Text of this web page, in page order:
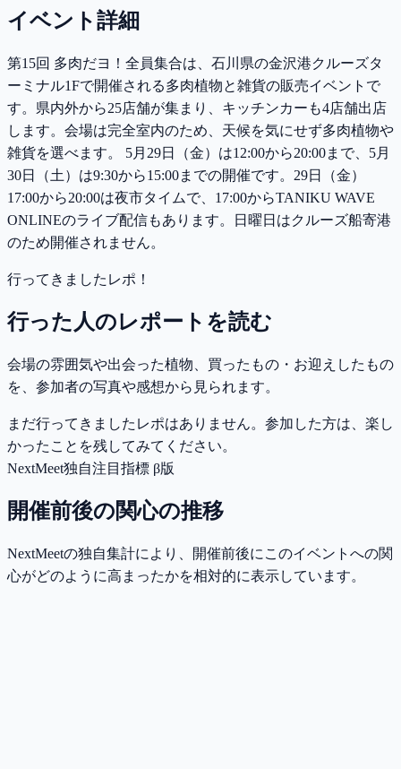
イベント詳細
第15回 多肉だヨ！全員集合は、石川県の金沢港クルーズタ
ーミナル1Fで開催される多肉植物と雑貨の販売イベントで
す。県内外から25店舗が集まり、キッチンカーも4店舗出店
します。会場は完全室内のため、天候を気にせず多肉植物や
雑貨を選べます。 5月29日（金）は12:00から20:00まで、5月
30日（土）は9:30から15:00までの開催です。29日（金）
17:00から20:00は夜市タイムで、17:00からTANIKU WAVE
ONLINEのライブ配信もあります。日曜日はクルーズ船寄港
のため開催されません。
行ってきましたレポ！
行った人のレポートを読む
会場の雰囲気や出会った植物、買ったもの・お迎えしたもの
を、参加者の写真や感想から見られます。
まだ行ってきましたレポはありません。参加した方は、楽し
かったことを残してみてください。
NextMeet独自注目指標 β版
開催前後の関心の推移
NextMeetの独自集計により、開催前後にこのイベントへの関
心がどのように高まったかを相対的に表示しています。